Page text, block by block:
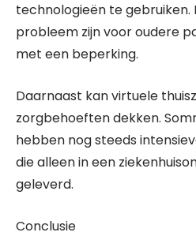
technologieën te gebruiken.
probleem zijn voor oudere
met een beperking.
Daarnaast kan virtuele
zorgbehoeften dekken.
hebben nog steeds
die alleen in een
geleverd.
Conclusie